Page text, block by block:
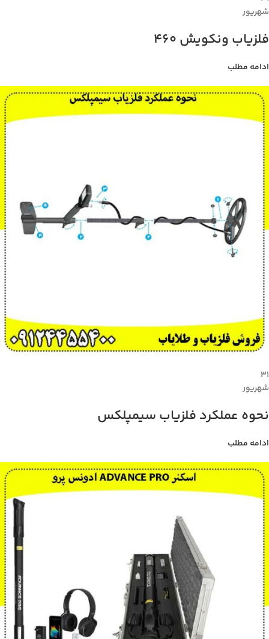
شهریور
فلزیاب ونکویش 460
ادامه مطلب
۳۱
شهریور
نحوه عملکرد فلزیاب سیمپلکس
ادامه مطلب